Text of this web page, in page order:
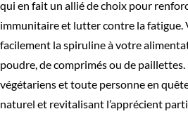
qui en fait un allié de choix pour
immunitaire et lutter contre la fatigue.
facilement la spiruline à votre
poudre, de comprimés ou de paillettes.
végétariens et toute personne en
naturel et revitalisant l’apprécient